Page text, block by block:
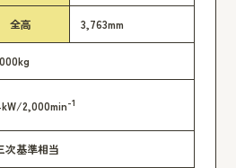
全高 3,763mm
2,000min-1
次基準相当